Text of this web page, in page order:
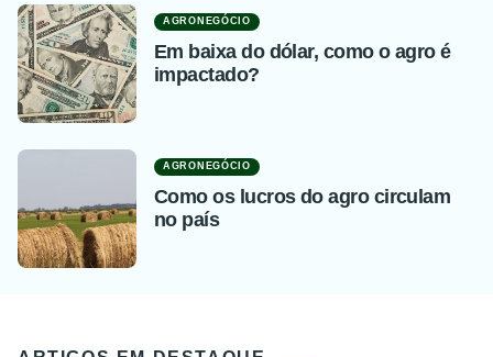
AGRONEGÓCIO
Em baixa do dólar, como o agro é
impactado?
AGRONEGÓCIO
Como os lucros do agro circulam
no país